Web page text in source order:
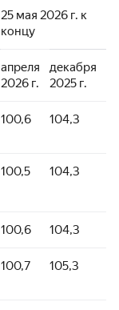
25 мая 2026 г. к
концу
апреля
2026 г.
декабря
2025 г.
100,6 104,3
100,5 104,3
100,6 104,3
100,7 105,3